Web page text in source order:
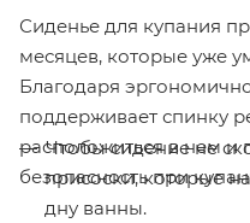
Сиденье для купания
месяцев, которые уже
Благодаря
поддерживает спинку
расположиться в нем и
безопасность при
Чтобы сидение не
присоски, которые
дну ванны.